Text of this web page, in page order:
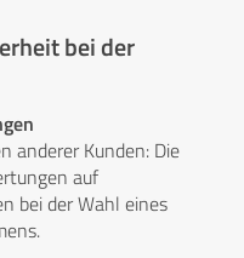
bei der
anderer Kunden: Die
auf
bei der Wahl eines